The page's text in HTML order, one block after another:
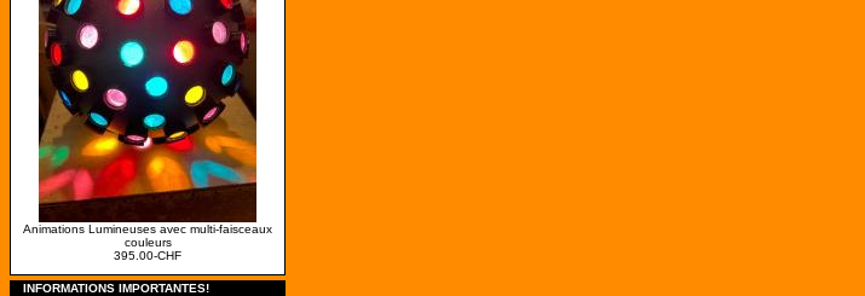
Animations Lumineuses avec multi-faisceaux
couleurs
395.00-CHF
INFORMATIONS IMPORTANTES!